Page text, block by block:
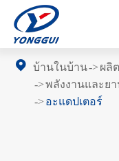
บ้านในบ้าน
ผลิ
พลังงานและย
อะแดปเตอร์